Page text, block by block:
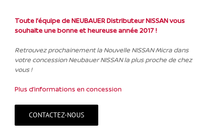
Toute l’équipe de NEUBAUER Distributeur NISSAN vous
souhaite une bonne et heureuse année 2017 !
Retrouvez prochainement la Nouvelle NISSAN Micra dans
votre concession Neubauer NISSAN la plus proche de chez
vous !
Plus d’informations en concession
CONTACTEZ-NOUS